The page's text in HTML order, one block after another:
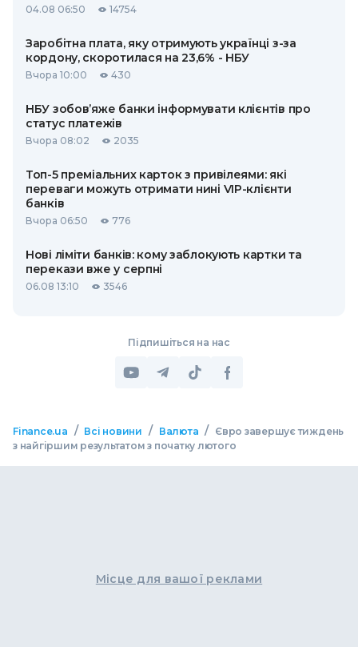
04.08 06:50 14754
Заробітна плата, яку отримують українці з-за
кордону, скоротилася на 23,6% - НБУ
Вчора 10:00 430
НБУ зобов’яже банки інформувати клієнтів про
статус платежів
Вчора 08:02 2035
Топ-5 преміальних карток з привілеями: які
переваги можуть отримати нині VIP-клієнти
банків
Вчора 06:50 776
Нові ліміти банків: кому заблокують картки та
перекази вже у серпні
06.08 13:10 3546
Підпишіться на нас
Finance.ua / Всі новини / Валюта / Євро завершує тиждень
з найгіршим результатом з початку лютого
Місце для вашої реклами